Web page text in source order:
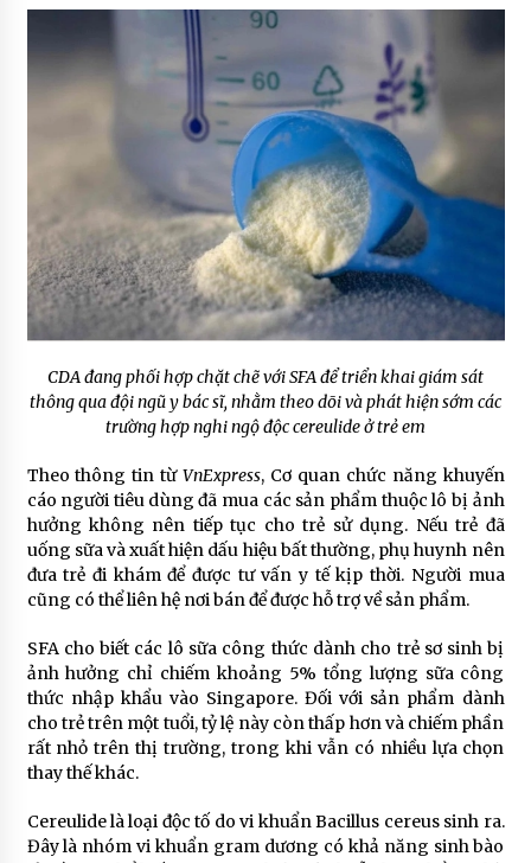
CDA đang phối hợp chặt chẽ với SFA để triển khai giám sát
thông qua đội ngũ y bác sĩ, nhằm theo dõi và phát hiện sớm các
trường hợp nghi ngộ độc cereulide ở trẻ em
Theo thông tin từVnExpress, Cơ quan chức năng khuyến
cáo người tiêu dùng đã mua các sản phẩm thuộc lô bị ảnh
hưởng không nên tiếp tục cho trẻ sử dụng. Nếu trẻ đã
uống sữa và xuất hiện dấu hiệu bất thường, phụ huynh nên
đưa trẻ đi khám để được tư vấn y tế kịp thời. Người mua
cũng có thể liên hệ nơi bán để được hỗ trợ về sản phẩm.
SFA cho biết các lô sữa công thức dành cho trẻ sơ sinh bị
ảnh hưởng chỉ chiếm khoảng 5% tổng lượng sữa công
thức nhập khẩu vào Singapore. Đối với sản phẩm dành
cho trẻ trên một tuổi, tỷ lệ này còn thấp hơn và chiếm phần
rất nhỏ trên thị trường, trong khi vẫn có nhiều lựa chọn
thay thế khác.
Cereulide là loại độc tố do vi khuẩn Bacillus cereus sinh ra.
Đây là nhóm vi khuẩn gram dương có khả năng sinh bào